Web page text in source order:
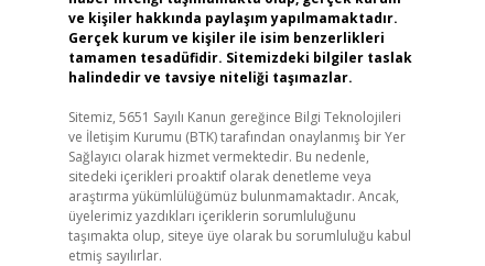
ve kişiler hakkında paylaşım yapılmamaktadır.
Gerçek kurum ve kişiler ile isim benzerlikleri
tamamen tesadüfidir. Sitemizdeki bilgiler taslak
halindedir ve tavsiye niteliği taşımazlar.
Sitemiz, 5651 Sayılı Kanun gereğince Bilgi Teknolojileri
ve İletişim Kurumu (BTK) tarafından onaylanmış bir Yer
Sağlayıcı olarak hizmet vermektedir. Bu nedenle,
sitedeki içerikleri proaktif olarak denetleme veya
araştırma yükümlülüğümüz bulunmamaktadır. Ancak,
üyelerimiz yazdıkları içeriklerin sorumluluğunu
taşımakta olup, siteye üye olarak bu sorumluluğu kabul
etmiş sayılırlar.